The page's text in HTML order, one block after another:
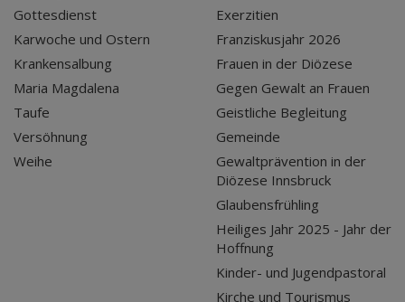
Gottesdienst
Karwoche und Ostern
Krankensalbung
Maria Magdalena
Taufe
Versöhnung
Weihe
Exerzitien
Franziskusjahr 2026
Frauen in der Diözese
Gegen Gewalt an Frauen
Geistliche Begleitung
Gemeinde
Gewaltprävention in der
Diözese Innsbruck
Glaubensfrühling
Heiliges Jahr 2025 - Jahr der
Hoffnung
Kinder- und Jugendpastoral
Kirche und Tourismus